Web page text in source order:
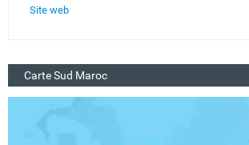
Site web
Carte Sud Maroc